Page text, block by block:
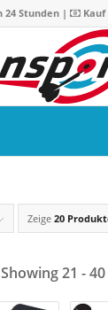
Stunden |
Zeige 20
Showing 21 -